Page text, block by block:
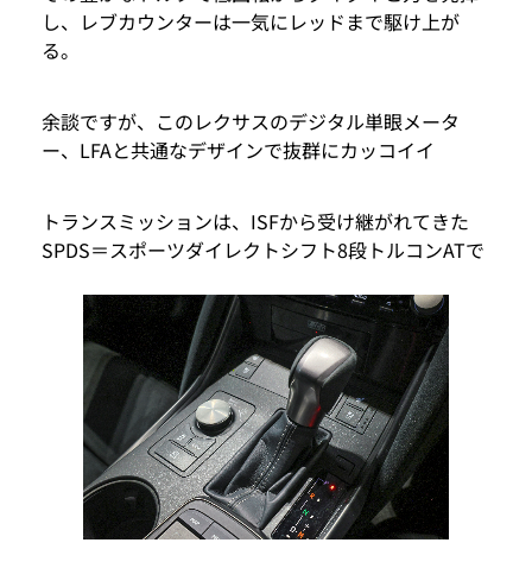
し、レブカウンターは一気にレッドまで駆け上が
る。
余談ですが、このレクサスのデジタル単眼メータ
ー、LFAと共通なデザインで抜群にカッコイイ
トランスミッションは、ISFから受け継がれてきた
SPDS＝スポーツダイレクトシフト8段トルコンATで